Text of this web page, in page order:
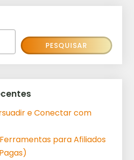
PESQUISAR
e Conectar com
para Afiliados